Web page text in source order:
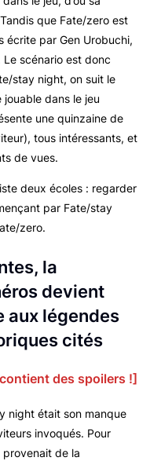
que Fate/zero est
écrite par Gen Urobuchi,
Le scénario est donc
stay night, on suit le
dans le jeu
une quinzaine de
tous intéressants, et
de vues.
deux écoles : regarder
par Fate/stay
zero.
la
devient
aux légendes
cités
des spoilers !]
night était son manque
invoqués. Pour
provenait de la